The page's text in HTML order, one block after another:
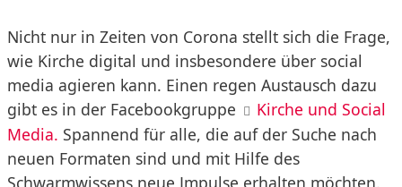
Nicht nur in Zeiten von Corona stellt sich die Frage,
wie Kirche digital und insbesondere über social
media agieren kann. Einen regen Austausch dazu
gibt es in der Facebookgruppe
Kirche und Social
Media. Spannend für alle, die auf der Suche nach
neuen Formaten sind und mit Hilfe des